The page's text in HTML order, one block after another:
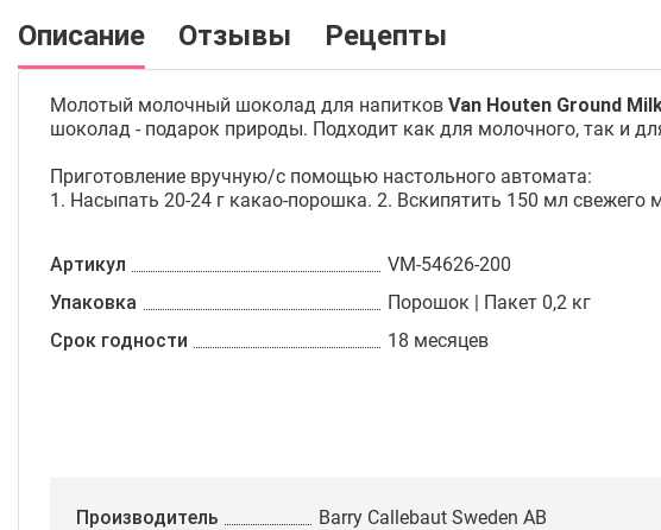
Описание Отзывы Рецепты
Молотый молочный шоколад для напитков Van Houten Ground
шоколад - подарок природы. Подходит как для молочного, так и
Приготовление вручную/с помощью настольного автомата:
1. Насыпать 20-24 г какао-порошка. 2. Вскипятить 150 мл свежего
Артикул
VM-54626-200
Упаковка
Порошок | Пакет 0,2 кг
Срок годности
18 месяцев
Производитель
Barry Callebaut Sweden AB